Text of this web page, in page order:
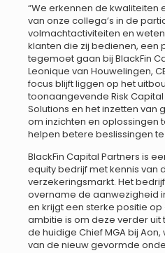
“We erkennen de
van onze collega’s in de
volmachtactiviteiten en
klanten die zij bedienen, een
tegemoet gaan bij BlackFin
Leonique van Houwelingen,
focus blijft liggen op het
toonaangevende Risk
Solutions en het inzetten
om inzichten en oplossingen
helpen betere beslissingen te
BlackFin Capital Partners is
equity bedrijf met kennis van
verzekeringsmarkt. Het
overname de aanwezigheid
en krijgt een sterke positie
ambitie is om deze verder uit
de huidige Chief MGA bij
van de nieuw gevormde